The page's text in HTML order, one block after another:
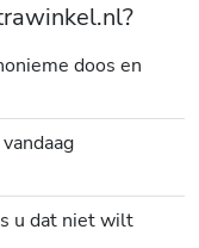
doos en
u dat niet wilt